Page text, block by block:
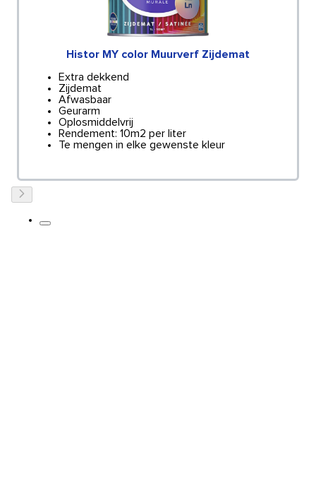
Histor MY color Muurverf Zijdemat
Extra dekkend
Zijdemat
Afwasbaar
Geurarm
Oplosmiddelvrij
Rendement: 10m2 per liter
Te mengen in elke gewenste kleur